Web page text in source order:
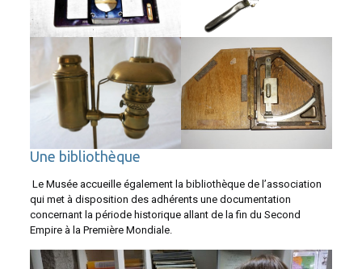
Une bibliothèque
Le Musée accueille également la bibliothèque de l’association
qui met à disposition des adhérents une documentation
concernant la période historique allant de la fin du Second
Empire à la Première Mondiale.